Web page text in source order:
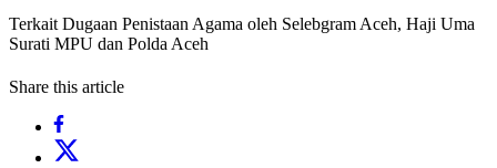
Terkait Dugaan Penistaan Agama oleh Selebgram Aceh, Haji Uma
Surati MPU dan Polda Aceh
Share this article